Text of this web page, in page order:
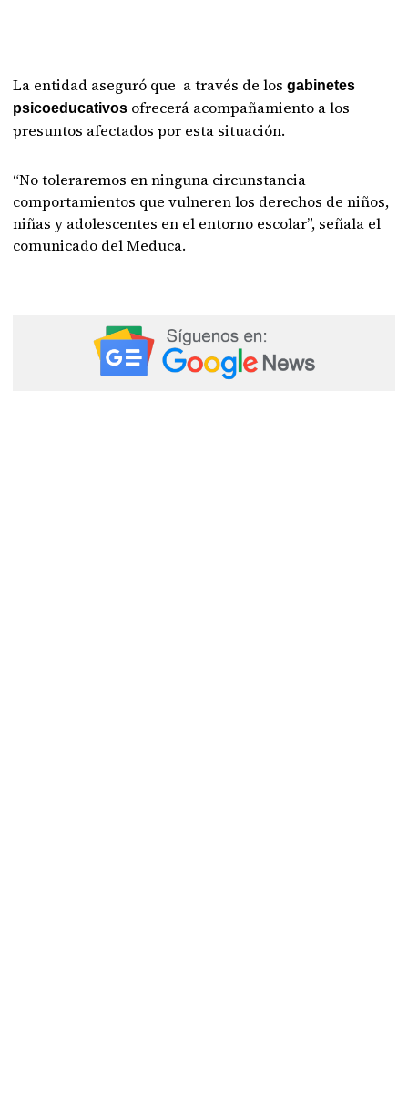
La entidad aseguró que a través de losgabinetes
psicoeducativos ofrecerá acompañamiento a los
presuntos afectados por esta situación.
“No toleraremos en ninguna circunstancia
comportamientos que vulneren los derechos de niños,
niñas y adolescentes en el entorno escolar”, señala el
comunicado del Meduca.